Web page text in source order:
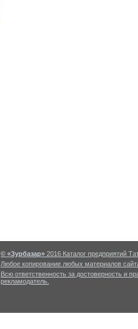
© «Зурбазар» 2016 Каталог предприятий
Любое копирование любых материалов
Всю ответственность за достоверность и
рекламодатель.